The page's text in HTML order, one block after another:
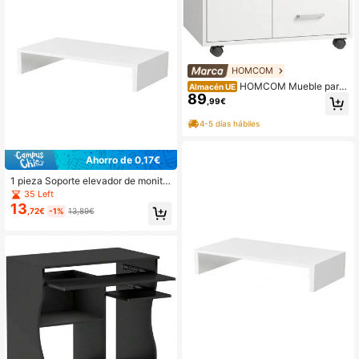
Ahorro de 0,17€
1 pieza Soporte elevador de monito
r de madera, organizador de escrito
rio para sujetar el monitor de compu
tadora
35 Left
13,72€ -1% 13,89€
HOMCOM
Almacén UE HOMCOM Mueble para
Impresora con Ruedas, Mesa para I
mpresora con Puerta y 3 Cajones,
Cerraduras, Estante Ajustable, Archi
vador Móvil para Oficina en Casa, 6
89 ,99€
4-5 días hábiles